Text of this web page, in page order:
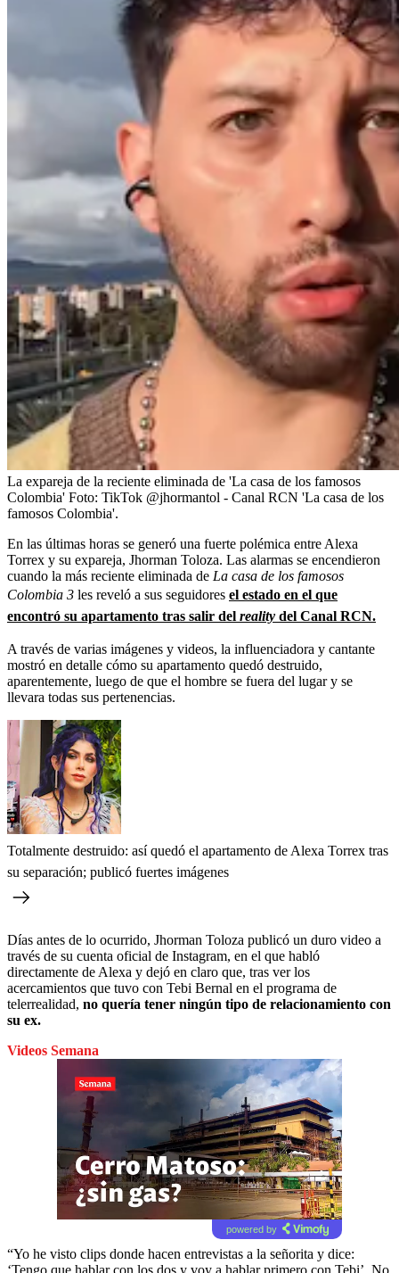
La expareja de la reciente eliminada de 'La casa de los famosos
Colombia' Foto: TikTok @jhormantol - Canal RCN 'La casa de los
famosos Colombia'.
En las últimas horas se generó una fuerte polémica entre Alexa
Torrex y su expareja, Jhorman Toloza. Las alarmas se encendieron
cuando la más reciente eliminada de La casa de los famosos
Colombia 3 les reveló a sus seguidores el estado en el que
encontró su apartamento tras salir del reality del Canal RCN.
A través de varias imágenes y videos, la influenciadora y cantante
mostró en detalle cómo su apartamento quedó destruido,
aparentemente, luego de que el hombre se fuera del lugar y se
llevara todas sus pertenencias.
Totalmente destruido: así quedó el apartamento de Alexa Torrex tras
su separación; publicó fuertes imágenes
Días antes de lo ocurrido, Jhorman Toloza publicó un duro video a
través de su cuenta oficial de Instagram, en el que habló
directamente de Alexa y dejó en claro que, tras ver los
acercamientos que tuvo con Tebi Bernal en el programa de
telerrealidad, no quería tener ningún tipo de relacionamiento con
su ex.
Videos Semana
powered by
“Yo he visto clips donde hacen entrevistas a la señorita y dice: